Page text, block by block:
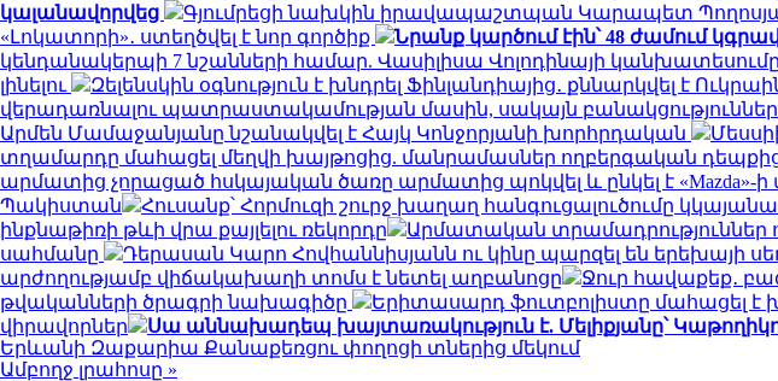
կալանավորվեց
Գյումրեցի նախկին իրավապաշտպան Կարապետ
«Լոկատորի»․ ստեղծվել է նոր գործիք
Նրանք կարծում էին՝ 48 ժամում
կենդանակերպի 7 նշանների համար. Վասիլիսա Վոլոդինայի կանխատեսումը
լինելու
Զելենսկին օգնություն է խնդրել Ֆինլանդիայից․ քննարկվել է
վերադառնալու պատրաստակամության մասին, սակայն բանակցություններ
Արմեն Մամաջանյանը նշանակվել է Հայկ Կոնջորյանի խորհրդական
տղամարդը մահացել մեղվի խայթոցից. մանրամասներ ողբերգական
արմատից չորացած հսկայական ծառը արմատից պոկվել և ընկել է «Mazda»-ի
Պակիստան
Հուսանք՝ Հորմուզի շուրջ խաղաղ հանգուցալուծումը
ինքնաթիռի թևի վրա քայլելու ռեկորդը
Արմատական տրամադրություններ
սահմանը
Դերասան Կարո Հովհաննիսյանն ու կինը պարզել են երեխայի
արժողությամբ վիճակախաղի տոմս է նետել աղբանոցը
Ջուր հավաքեք․
թվականների ծրագրի նախագիծը
Երիտասարդ ֆուտբոլիստը մահացել
վիրավորներ
Սա աննախադեպ խայտառակություն է. Մելիքյանը՝
Երևանի Զաքարիա Քանաքեռցու փողոցի տներից մեկում
Ամբողջ լրահոսը »